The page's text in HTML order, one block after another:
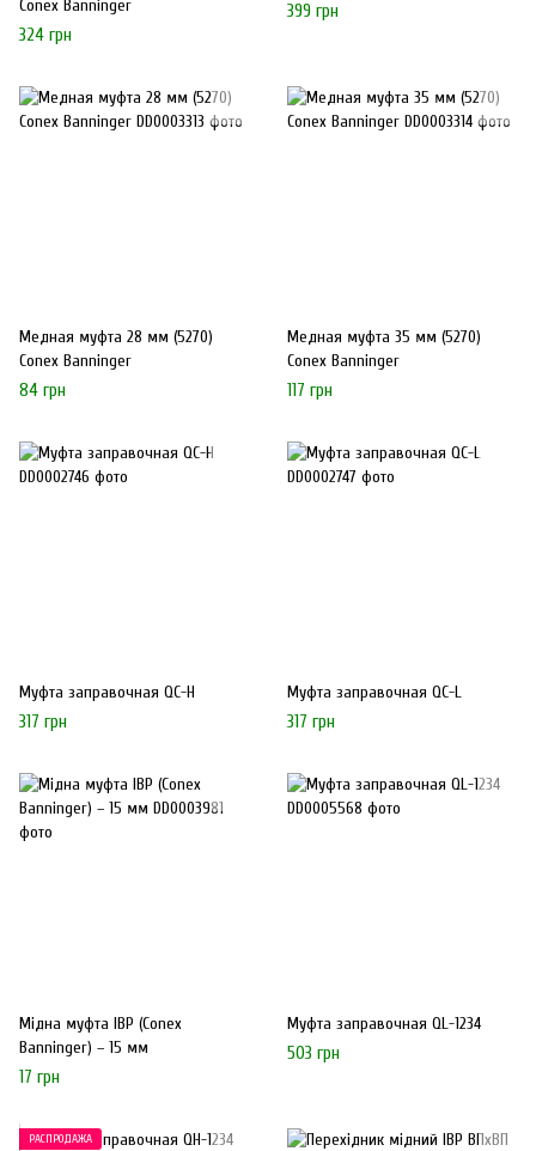
Conex Banninger
324 грн
399 грн
Медная муфта 28 мм (5270)
Conex Banninger
84 грн
Медная муфта 35 мм (5270)
Conex Banninger
117 грн
Муфта заправочная QC-H
317 грн
Муфта заправочная QC-L
317 грн
Мідна муфта IBP (Conex
Banninger) – 15 мм
17 грн
Муфта заправочная QL-1234
503 грн
РАСПРОДАЖА